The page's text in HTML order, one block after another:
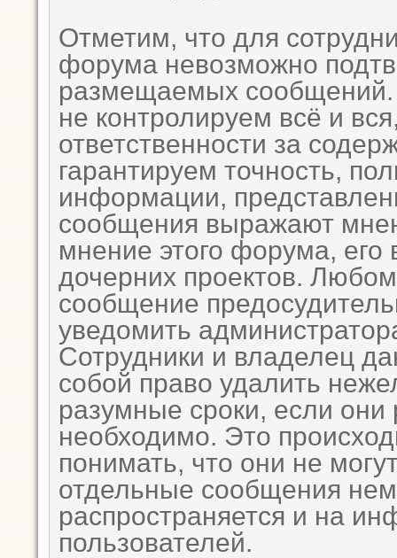
Отметим, что для
форума невозможно
размещаемых
не контролируем всё и
ответственности за
гарантируем точность,
информации,
сообщения выражают
мнение этого форума, его
дочерних проектов.
сообщение
уведомить
Сотрудники и владелец
собой право удалить
разумные сроки, если они
необходимо. Это
понимать, что они не
отдельные сообщения
распространяется и на
пользователей.